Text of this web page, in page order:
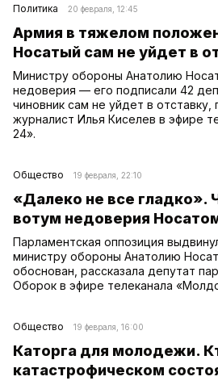
Политика 20 февраля, 12:45
Армия в тяжелом
Носатый сам не уйдет в
Министру обороны Анатолию
недоверия — его подписали 42
чиновник сам не уйдет в
журналист Илья Киселев в эфире
24».
Общество 19 февраля, 22:10
«Далеко не все гладко».
вотум недоверия
Парламентская оппозиция
министру обороны Анатолию
обоснован, рассказала депутат
Оборок в эфире телеканала
Общество 19 февраля, 16:00
Каторга для молодежи.
катастрофическом